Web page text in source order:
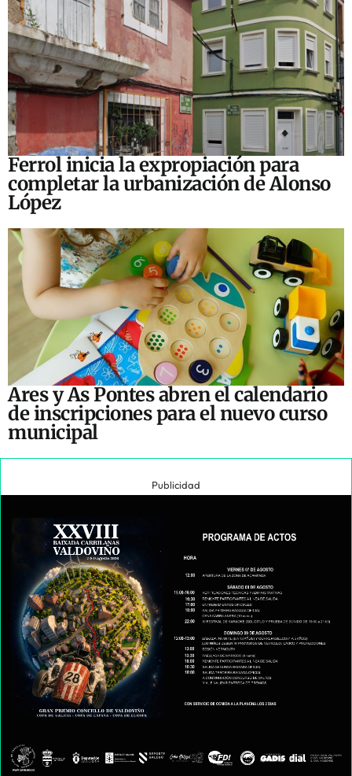
Ferrol inicia la expropiación para
completar la urbanización de Alonso
López
Ares y As Pontes abren el calendario
de inscripciones para el nuevo curso
municipal
Publicidad